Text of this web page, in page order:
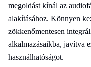
megoldást kínál az
alakításához. Könnyen
zökkenőmentesen
alkalmazásaikba, javítva
használhatóságot.